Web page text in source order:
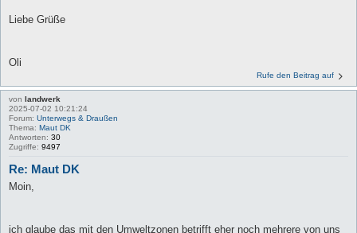
Liebe Grüße
Oli
Rufe den Beitrag auf
von landwerk
2025-07-02 10:21:24
Forum: Unterwegs & Draußen
Thema: Maut DK
Antworten: 30
Zugriffe: 9497
Re: Maut DK
Moin,
ich glaube das mit den Umweltzonen betrifft eher noch mehrere von uns